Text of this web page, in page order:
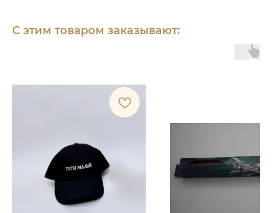
С этим товаром заказывают: